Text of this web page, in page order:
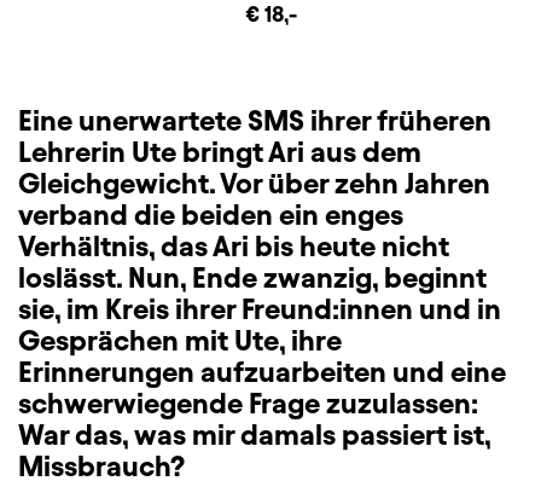
€ 18,-
Eine unerwartete SMS ihrer früheren
Lehrerin Ute bringt Ari aus dem
Gleichgewicht. Vor über zehn Jahren
verband die beiden ein enges
Verhältnis, das Ari bis heute nicht
loslässt. Nun, Ende zwanzig, beginnt
sie, im Kreis ihrer Freund:innen und in
Gesprächen mit Ute, ihre
Erinnerungen aufzuarbeiten und eine
schwerwiegende Frage zuzulassen:
War das, was mir damals passiert ist,
Missbrauch?